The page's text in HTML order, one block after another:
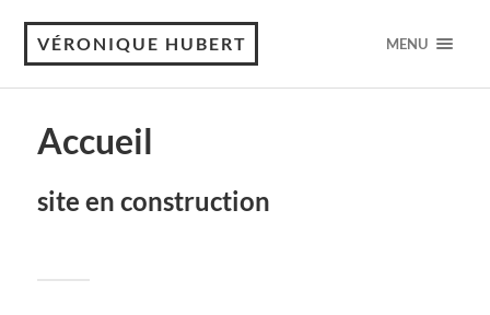
VÉRONIQUE HUBERT MENU
Accueil
site en construction